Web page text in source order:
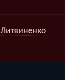
Литвиненко